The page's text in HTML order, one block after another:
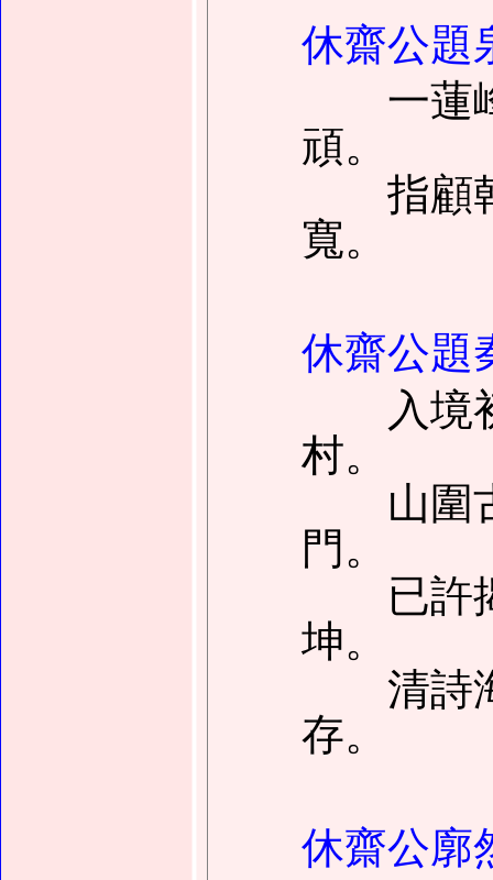
休齋公題
一蓮峰
頑。
指顧乾
寬。
休齋公題
入境初
村。
山圍古
門。
已許揭
坤。
清詩海
存。
休齋公廓